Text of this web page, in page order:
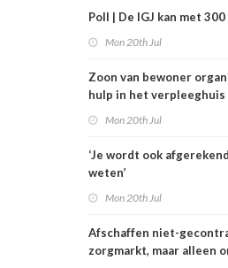
Poll | De IGJ kan met
Mon 20th Jul
Zoon van bewoner
hulp in het verpleeghuis
Mon 20th Jul
‘Je wordt ook
weten’
Mon 20th Jul
Afschaffen niet-
zorgmarkt, maar alleen